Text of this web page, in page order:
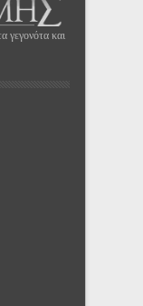
γεγονότα και